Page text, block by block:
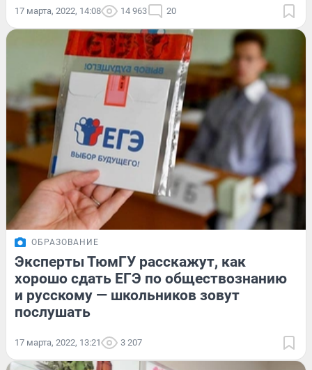
17 марта, 2022, 14:08 14 963 20
ОБРАЗОВАНИЕ
Эксперты ТюмГУ расскажут, как
хорошо сдать ЕГЭ по обществознанию
и русскому — школьников зовут
послушать
17 марта, 2022, 13:21 3 207